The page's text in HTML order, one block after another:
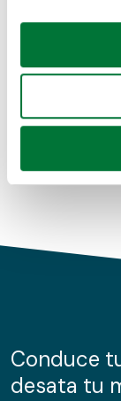
Si lo permite,
Recopilar
Identificar
para
Obtenga más
de cookies.
información
nuestros
Coches de
Coches de
Conduce
desata tu